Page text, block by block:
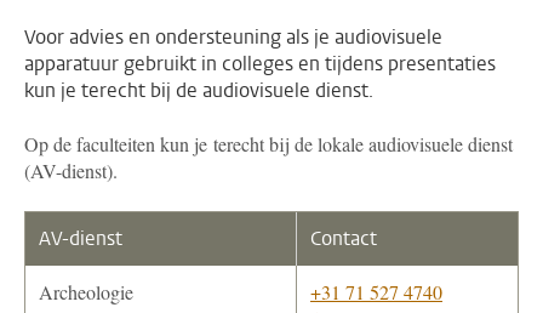
Voor advies en ondersteuning als je audiovisuele
apparatuur gebruikt in colleges en tijdens presentaties
kun je terecht bij de audiovisuele dienst.
Op de faculteiten kun je terecht bij de lokale audiovisuele dienst
(AV-dienst).
AV-dienst Contact
Archeologie
+31 71 527 4740